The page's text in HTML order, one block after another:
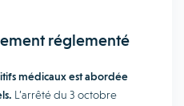
réglementé
médicaux est abordée
L’arrêté du 3 octobre